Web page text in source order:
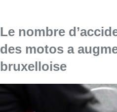
Le nombre
des motos a
bruxelloise